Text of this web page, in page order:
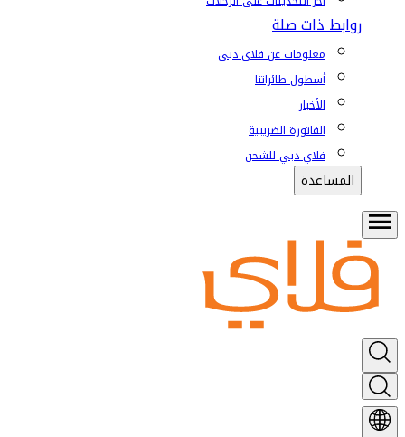
روابط ذات صلة
معلومات عن فلاي دبي
أسطول طائراتنا
الأخبار
الفاتورة الضريبية
فلاي دبي للشحن
المساعدة